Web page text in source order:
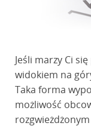
Jeśli marzy Ci
widokiem na
Taka forma
możliwość